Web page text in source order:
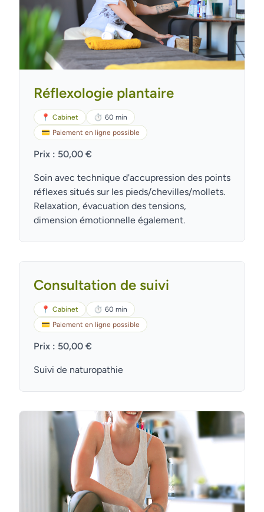
Réflexologie plantaire
📍 Cabinet ⏱ 60 min
💳 Paiement en ligne possible
Prix : 50,00 €
Soin avec technique d'accupression des points
réflexes situés sur les pieds/chevilles/mollets.
Relaxation, évacuation des tensions,
dimension émotionnelle également.
Consultation de suivi
📍 Cabinet ⏱ 60 min
💳 Paiement en ligne possible
Prix : 50,00 €
Suivi de naturopathie